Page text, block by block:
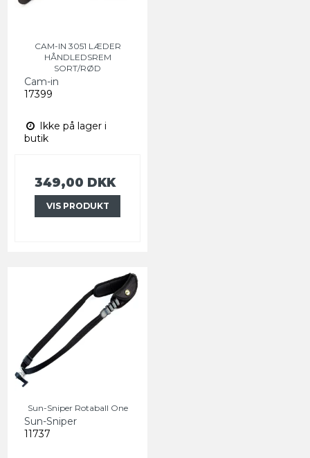
CAM-IN 3051 LÆDER
HÅNDLEDSREM
SORT/RØD
Cam-in
17399
Ikke på lager i
butik
349,00 DKK
VIS PRODUKT
Sun-Sniper Rotaball One
Sun-Sniper
11737